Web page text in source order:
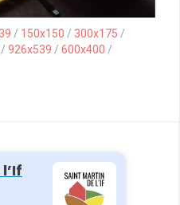
/ 150x150 / 300x175 /
/ 926x539 / 600x400 /